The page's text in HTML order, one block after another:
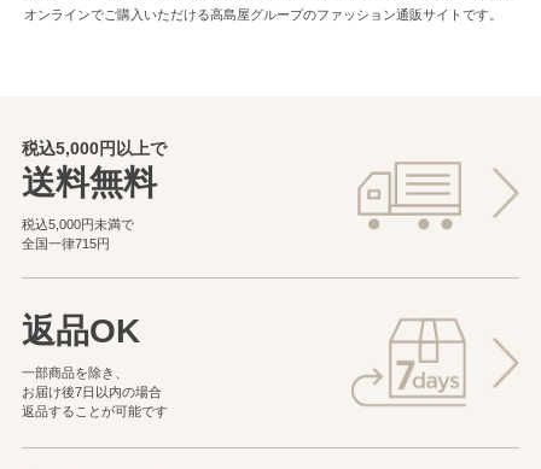
オンラインでご購入いただける高島屋グループのファッション通販サイトです。
税込5,000円以上で
送料無料
税込5,000円未満で
全国一律715円
返品OK
一部商品を除き、
お届け後7日以内の場合
返品することが可能です